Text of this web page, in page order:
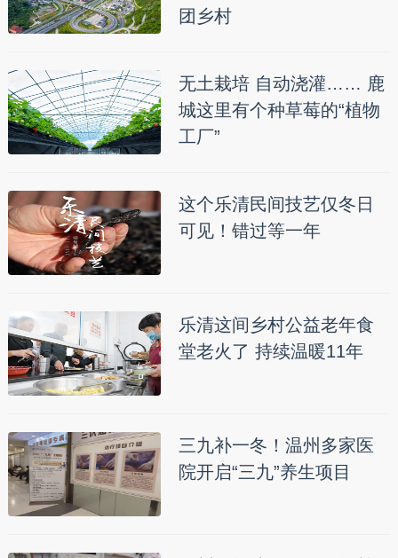
团乡村
无土栽培 自动浇灌…… 鹿
城这里有个种草莓的“植物
工厂”
这个乐清民间技艺仅冬日
可见！错过等一年
乐清这间乡村公益老年食
堂老火了 持续温暖11年
三九补一冬！温州多家医
院开启“三九”养生项目